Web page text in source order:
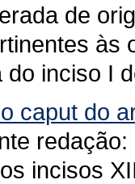
de
às
inciso I
caput do
redação:
incisos